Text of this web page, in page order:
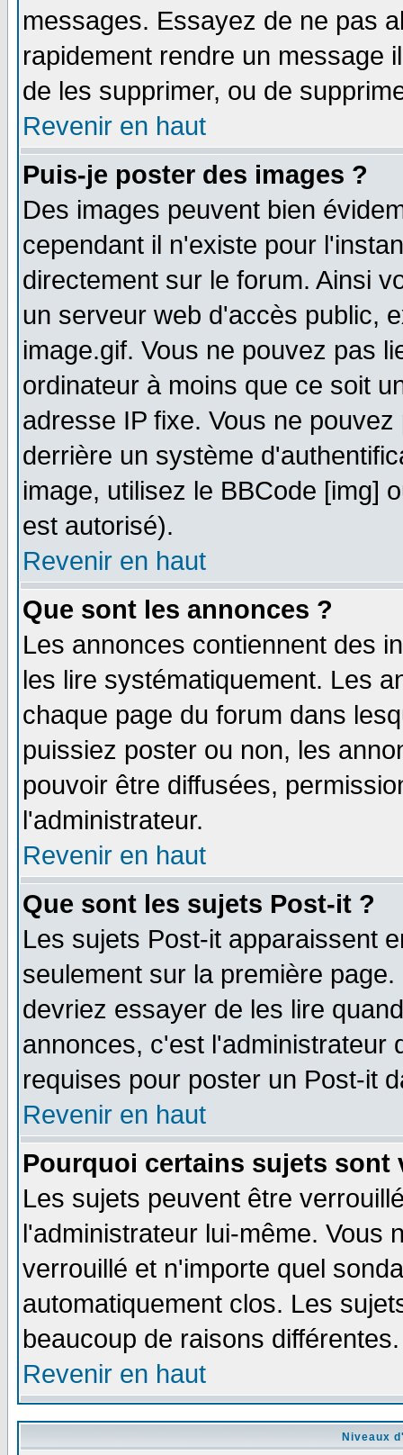
messages. Essayez de ne pas
rapidement rendre un message
de les supprimer, ou de
Revenir en haut
Puis-je poster des images ?
Des images peuvent bien
cependant il n'existe pour
directement sur le forum. Ainsi
un serveur web d'accès public,
image.gif. Vous ne pouvez pas
ordinateur à moins que ce soit
adresse IP fixe. Vous ne
derrière un système
image, utilisez le BBCode [img]
est autorisé).
Revenir en haut
Que sont les annonces ?
Les annonces contiennent des
les lire systématiquement. Les
chaque page du forum dans
puissiez poster ou non, les
pouvoir être diffusées,
l'administrateur.
Revenir en haut
Que sont les sujets Post-it ?
Les sujets Post-it apparaissent
seulement sur la première
devriez essayer de les lire
annonces, c'est l'administrateur
requises pour poster un Post-it
Revenir en haut
Pourquoi certains sujets sont
Les sujets peuvent être
l'administrateur lui-même. Vous
verrouillé et n'importe quel
automatiquement clos. Les
beaucoup de raisons différentes.
Revenir en haut
Niveaux